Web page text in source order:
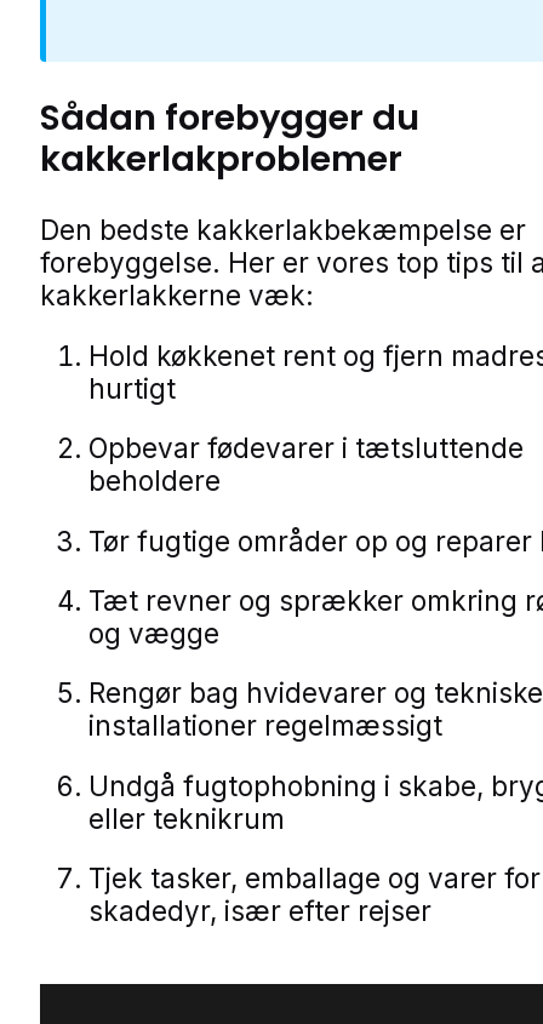
Sådan forebygger du
kakkerlakproblemer
Den bedste kakkerlakbekæmpelse er
forebyggelse. Her er vores top tips til
kakkerlakkerne væk:
Hold køkkenet rent og fjern
hurtigt
Opbevar fødevarer i tætsluttende
beholdere
Tør fugtige områder op og
Tæt revner og sprækker omkring
og vægge
Rengør bag hvidevarer og tekniske
installationer regelmæssigt
Undgå fugtophobning i skabe,
eller teknikrum
Tjek tasker, emballage og varer for
skadedyr, især efter rejser